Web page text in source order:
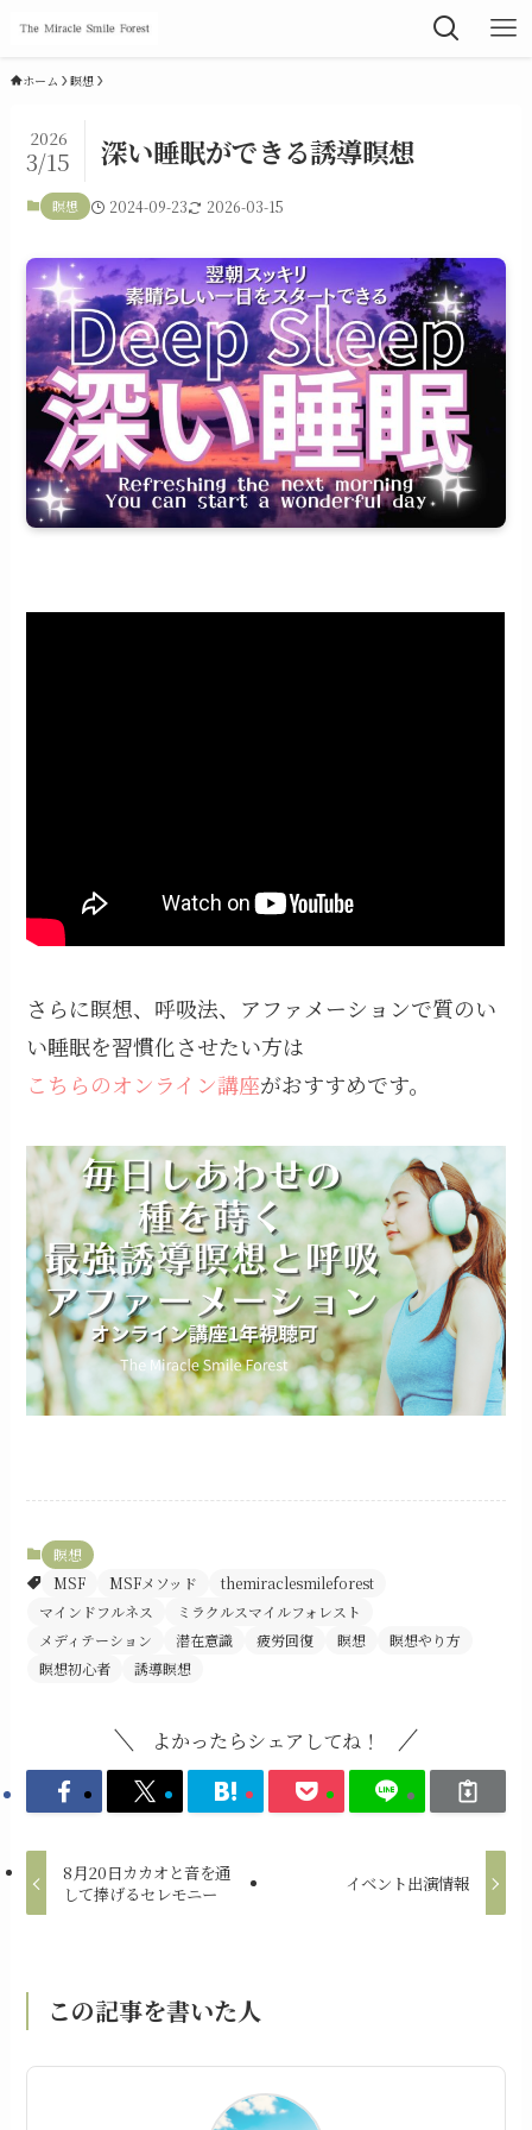
ホーム 瞑想
深い睡眠ができる誘導瞑想
2026
3/15
瞑想 2024-09-23 2026-03-15
さらに瞑想、呼吸法、アファメーションで質のい
い睡眠を習慣化させたい方は
こちらのオンライン講座がおすすめです。
瞑想
MSF
MSFメソッド
themiraclesmileforest
マインドフルネス
ミラクルスマイルフォレスト
メディテーション
潜在意識 疲労回復 瞑想
瞑想やり方
瞑想初心者
誘導瞑想
よかったらシェアしてね！
8月20日カカオと音を通
して捧げるセレモニー
イベント出演情報
この記事を書いた人